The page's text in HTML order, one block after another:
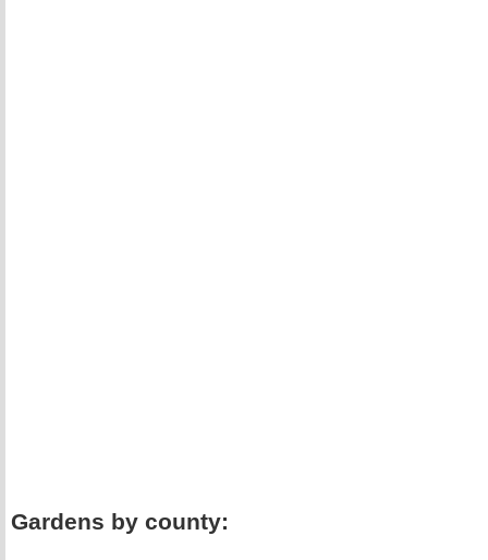
Gardens by county: